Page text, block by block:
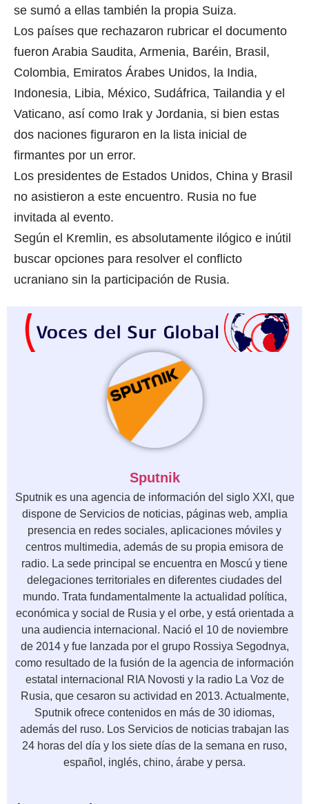
se sumó a ellas también la propia Suiza.
Los países que rechazaron rubricar el documento
fueron Arabia Saudita, Armenia, Baréin, Brasil,
Colombia, Emiratos Árabes Unidos, la India,
Indonesia, Libia, México, Sudáfrica, Tailandia y el
Vaticano, así como Irak y Jordania, si bien estas
dos naciones figuraron en la lista inicial de
firmantes por un error.
Los presidentes de Estados Unidos, China y Brasil
no asistieron a este encuentro. Rusia no fue
invitada al evento.
Según el Kremlin, es absolutamente ilógico e inútil
buscar opciones para resolver el conflicto
ucraniano sin la participación de Rusia.
Sputnik
Sputnik es una agencia de información del siglo XXI, que
dispone de Servicios de noticias, páginas web, amplia
presencia en redes sociales, aplicaciones móviles y
centros multimedia, además de su propia emisora de
radio. La sede principal se encuentra en Moscú y tiene
delegaciones territoriales en diferentes ciudades del
mundo. Trata fundamentalmente la actualidad política,
económica y social de Rusia y el orbe, y está orientada a
una audiencia internacional. Nació el 10 de noviembre
de 2014 y fue lanzada por el grupo Rossiya Segodnya,
como resultado de la fusión de la agencia de información
estatal internacional RIA Novosti y la radio La Voz de
Rusia, que cesaron su actividad en 2013. Actualmente,
Sputnik ofrece contenidos en más de 30 idiomas,
además del ruso. Los Servicios de noticias trabajan las
24 horas del día y los siete días de la semana en ruso,
español, inglés, chino, árabe y persa.